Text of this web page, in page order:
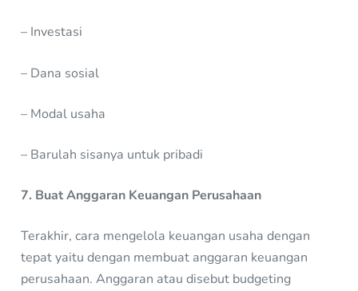
– Investasi
– Dana sosial
– Modal usaha
– Barulah sisanya untuk pribadi
7. Buat Anggaran Keuangan Perusahaan
Terakhir, cara mengelola keuangan usaha dengan
tepat yaitu dengan membuat anggaran keuangan
perusahaan. Anggaran atau disebut budgeting